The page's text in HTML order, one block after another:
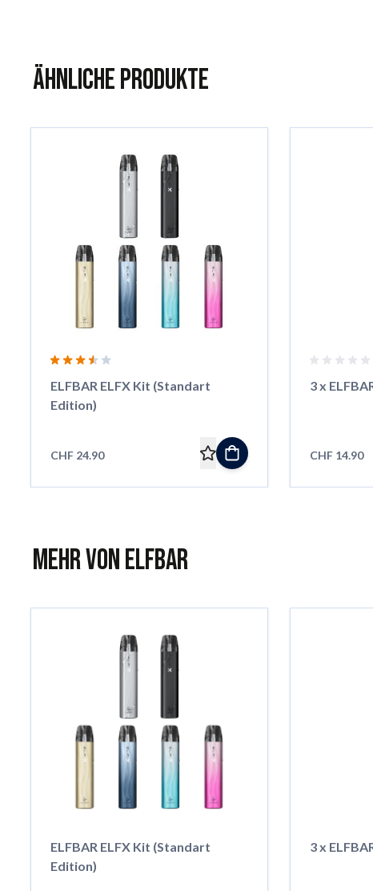
Ähnliche Produkte
Das Navigieren durch die Elemente des Karussells ist mit der
Karussell überspringen
ELFBAR ELFX Kit (Standart
Edition)
CHF 24.90
3 x
CHF 14.90
Mehr von ELFBAR
ELFBAR ELFX Kit (Standart
Edition)
3 x